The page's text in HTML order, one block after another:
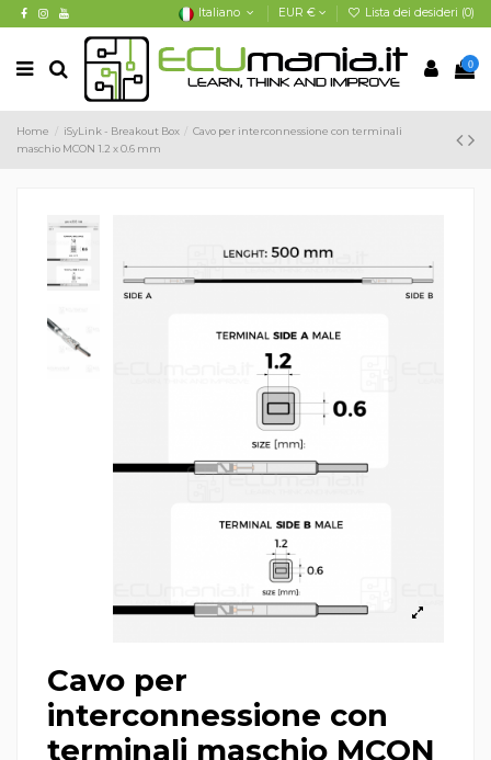
Italiano EUR € Lista dei desideri (0)
0
Home iSyLink - Breakout Box
Cavo per interconnessione con terminali
maschio MCON 1.2 x 0.6 mm
Cavo per
interconnessione con
terminali maschio MCON